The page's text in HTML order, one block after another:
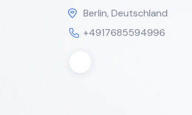
Berlin, Deutschland
+4917685594996